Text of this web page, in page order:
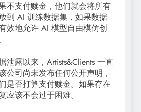
不支付赎金，他们就会将所有
到 AI 训练数据集，如果数据
效地允许 AI 模型自由模仿创
泄露以来，Artists&Clients 一直
公司尚未发布任何公开声明，
是否打算支付赎金。如果存在
应该不会过于困难。